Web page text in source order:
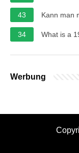
43 Kann man
34 What is a
Werbung